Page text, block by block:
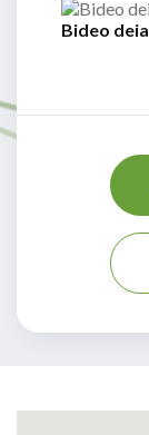
Bideo deia